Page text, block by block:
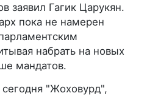
заявил Гагик Царукян.
пока не намерен
набрать на новых
мандатов.
"Жоховурд",